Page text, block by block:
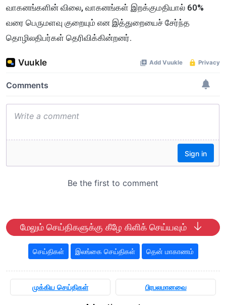
வாகனங்களின் விலை, வாகனங்கள் இறக்குமதியால் 60%
வரை பெருமளவு குறையும் என இத்துறையைச் சேர்ந்த
தொழிலதிபர்கள் தெரிவிக்கின்றனர்.
மேலும் செய்திகளுக்கு கீழே கிளிக் செய்யவும்
செய்திகள் இலங்கை செய்திகள் தென் மாகாணம்
முக்கிய செய்திகள் பிரபலமானவை